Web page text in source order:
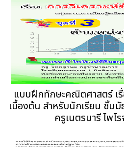
แบบฝึกทักษะคณิตศาสตร์ เรื่
เบื้องต้น สำหรับนักเรียน ชั้น
ครูเนตรนารี ไพโ